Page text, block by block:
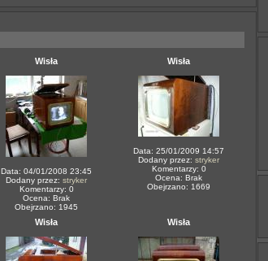
Wisła
Data: 04/01/2008 23:45
Dodany przez: stryker
Komentarzy: 0
Ocena: Brak
Obejrzano: 1945
Wisła
Data: 25/01/2009 14:57
Dodany przez: stryker
Komentarzy: 0
Ocena: Brak
Obejrzano: 1669
Wisła Wisła